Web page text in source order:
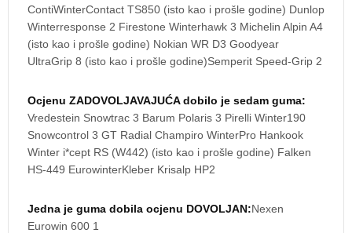
ContiWinterContact TS850 (isto kao i prošle godine) Dunlop
Winterresponse 2 Firestone Winterhawk 3 Michelin Alpin A4
(isto kao i prošle godine) Nokian WR D3 Goodyear
UltraGrip 8 (isto kao i prošle godine)Semperit Speed-Grip 2
Ocjenu ZADOVOLJAVAJUĆA dobilo je sedam guma:
Vredestein Snowtrac 3 Barum Polaris 3 Pirelli Winter190
Snowcontrol 3 GT Radial Champiro WinterPro Hankook
Winter i*cept RS (W442) (isto kao i prošle godine) Falken
HS-449 EurowinterKleber Krisalp HP2
Jedna je guma dobila ocjenu DOVOLJAN:Nexen
Eurowin 600 1